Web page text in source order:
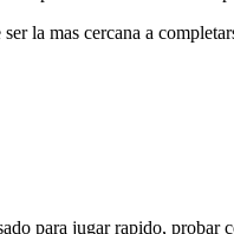
la mas cercana a
para jugar rapido, probar